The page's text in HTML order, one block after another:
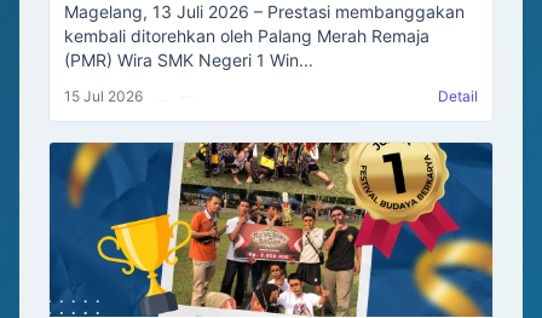
Magelang, 13 Juli 2026 – Prestasi membanggakan
kembali ditorehkan oleh Palang Merah Remaja
(PMR) Wira SMK Negeri 1 Win...
15 Jul 2026 Detail